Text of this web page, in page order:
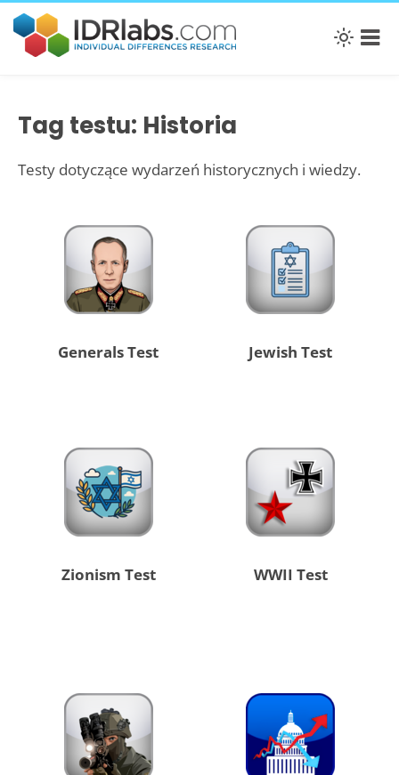
Tag testu: Historia
Testy dotyczące wydarzeń historycznych i wiedzy.
Generals Test Jewish Test
Zionism Test WWII Test